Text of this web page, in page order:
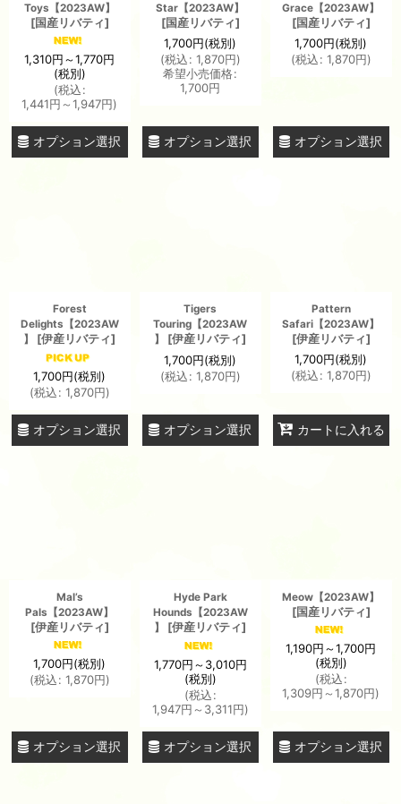
Toys【2023AW】
[国産リバティ]
1,310円～1,770円
(税別)
(税込:
1,441円 ～1,947円)
オプション選択
Star【2023AW】
[国産リバティ]
1,700円(税別)
(税込: 1,870円)
希望小売価格:
1,700円
オプション選択
Grace【2023AW】
[国産リバティ]
1,700円(税別)
(税込: 1,870円)
オプション選択
Forest
Delights【2023AW
】
[伊産リバティ]
1,700円(税別)
(税込: 1,870円)
オプション選択
Tigers
Touring【2023AW
】
[伊産リバティ]
1,700円(税別)
(税込: 1,870円)
オプション選択
Pattern
Safari【2023AW】
[伊産リバティ]
1,700円(税別)
(税込: 1,870円)
カートに入れる
Mal’s
Pals【2023AW】
[伊産リバティ]
1,700円(税別)
(税込: 1,870円)
オプション選択
Hyde Park
Hounds【2023AW
】
[伊産リバティ]
1,770円～3,010円
(税別)
(税込:
1,947円 ～3,311円)
オプション選択
Meow【2023AW】
[国産リバティ]
1,190円～1,700円
(税別)
(税込:
1,309円 ～1,870円)
オプション選択